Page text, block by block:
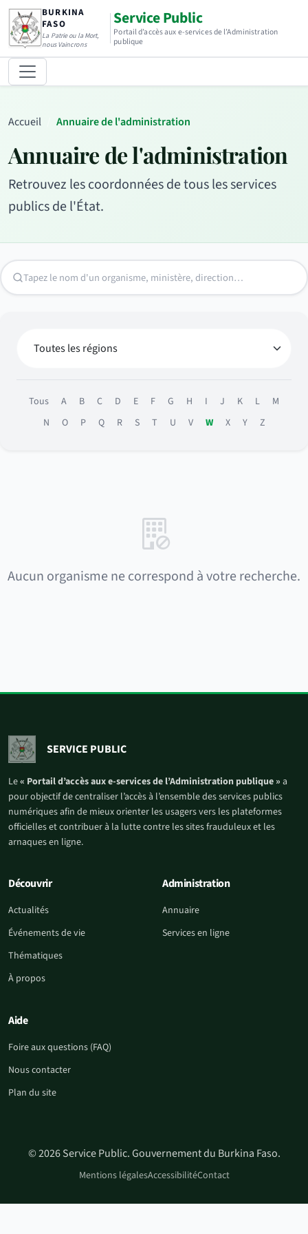
BURKINA
FASO
La Patrie ou la Mort,
nous Vaincrons
Service Public
Portail d’accès aux e-services de l’Administration
publique
Accueil Annuaire de l'administration
Annuaire de l'administration
Retrouvez les coordonnées de tous les services
publics de l'État.
Tous A B C D E F G H I J K L
M
N
O P Q R S T U V W X Y Z
Aucun organisme ne correspond à votre recherche.
SERVICE PUBLIC
Le« Portail d’accès aux e-services de l’Administration publique » a
pour objectif de centraliser l’accès à l’ensemble des services publics
numériques afin de mieux orienter les usagers vers les plateformes
officielles et contribuer à la lutte contre les sites frauduleux et les
arnaques en ligne.
Découvrir
Actualités
Événements de vie
Thématiques
À propos
Administration
Annuaire
Services en ligne
Aide
Foire aux questions (FAQ)
Nous contacter
Plan du site
© 2026 Service Public. Gouvernement du Burkina Faso.
Mentions légalesAccessibilitéContact